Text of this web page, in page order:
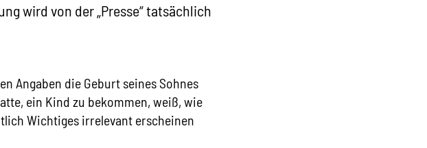
wird von der „Presse“ tatsächlich
Angaben die Geburt seines Sohnes
ein Kind zu bekommen, weiß, wie
Wichtiges irrelevant erscheinen